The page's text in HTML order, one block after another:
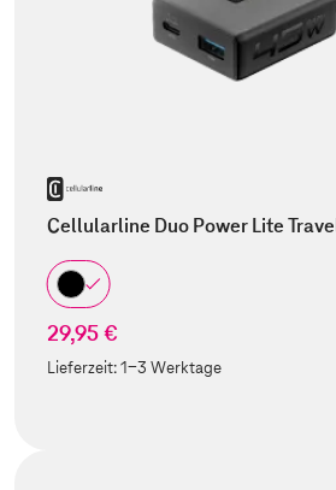
Cellularline Duo Power Lite
29,95 €
Lieferzeit:1-3 Werktage